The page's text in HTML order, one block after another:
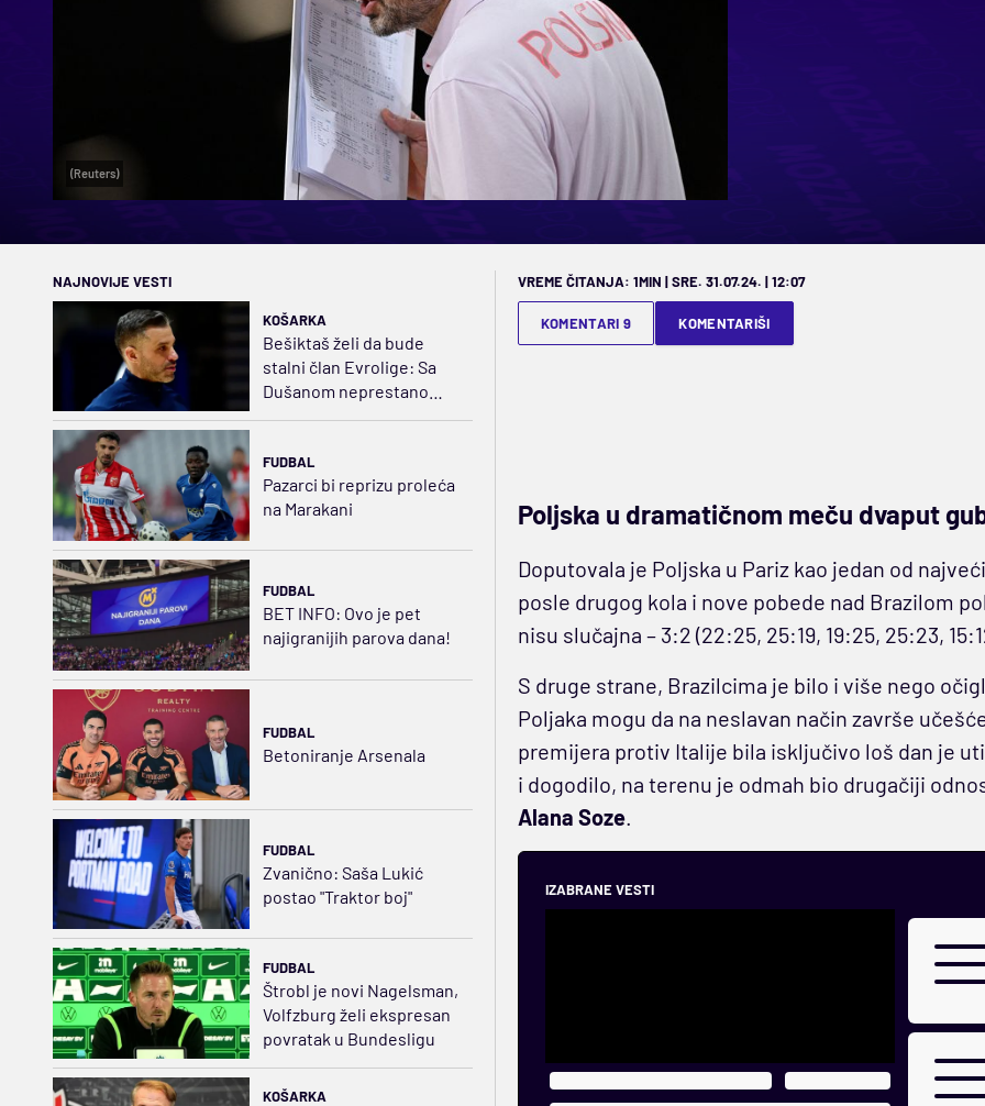
(Reuters)
NAJNOVIJE VESTI
KOŠARKA
Bešiktaš želi da bude
stalni član Evrolige: Sa
Dušanom neprestano
napredujemo
FUDBAL
Pazarci bi reprizu proleća
na Marakani
FUDBAL
BET INFO: Ovo je pet
najigranijih parova dana!
FUDBAL
Betoniranje Arsenala
FUDBAL
Zvanično: Saša Lukić
postao "Traktor boj"
FUDBAL
Štrobl je novi Nagelsman,
Volfzburg želi ekspresan
povratak u Bundesligu
KOŠARKA
VREME ČITANJA: 1MIN | SRE. 31.07.24. | 12:07
KOMENTARI 9 KOMENTARIŠI
Poljska u dramatičnom meču dvaput
Doputovala je Poljska u Pariz kao jedan od
posle drugog kola i nove pobede nad Brazilom
nisu slučajna – 3:2 (22:25, 25:19, 19:25, 25:23,
S druge strane, Brazilcima je bilo i više nego
Poljaka mogu da na neslavan način završe
premijera protiv Italije bila isključivo loš dan je
i dogodilo, na terenu je odmah bio drugačiji
Alana Soze.
IZABRANE VESTI